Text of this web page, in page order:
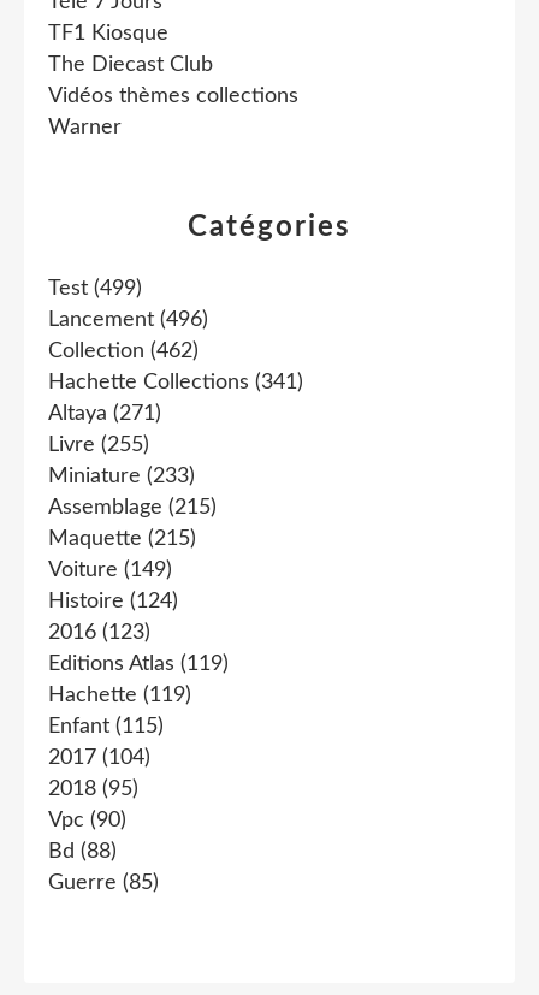
Catégories
Test (499)
Lancement (496)
Collection (462)
Hachette Collections (341)
Altaya (271)
Livre (255)
Miniature (233)
Assemblage (215)
Maquette (215)
Voiture (149)
Histoire (124)
2016 (123)
Editions Atlas (119)
Hachette (119)
Enfant (115)
2017 (104)
2018 (95)
Vpc (90)
Bd (88)
Guerre (85)
TF1 Kiosque
The Diecast Club
Vidéos thèmes collections
Warner